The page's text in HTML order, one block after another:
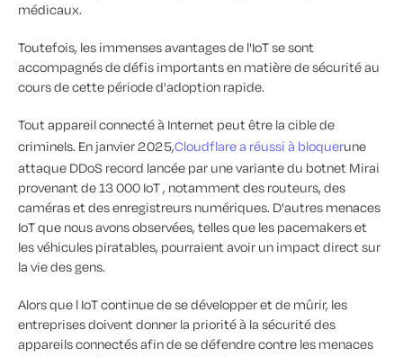
médicaux.
Toutefois, les immenses avantages de l'IoT se sont
accompagnés de défis importants en matière de sécurité au
cours de cette période d'adoption rapide.
Tout appareil connecté à Internet peut être la cible de
criminels. En janvier 2025,Cloudflare a réussi à bloquerune
attaque DDoS record lancée par une variante du botnet Mirai
provenant de 13 000 IoT , notamment des routeurs, des
caméras et des enregistreurs numériques. D'autres menaces
IoT que nous avons observées, telles que les pacemakers et
les véhicules piratables, pourraient avoir un impact direct sur
la vie des gens.
Alors que l IoT continue de se développer et de mûrir, les
entreprises doivent donner la priorité à la sécurité des
appareils connectés afin de se défendre contre les menaces